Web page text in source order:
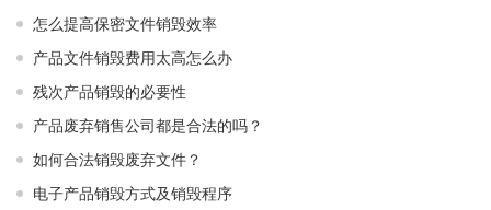
怎么提高保密文件销毁效率
产品文件销毁费用太高怎么办
残次产品销毁的必要性
产品废弃销售公司都是合法的吗？
如何合法销毁废弃文件？
电子产品销毁方式及销毁程序